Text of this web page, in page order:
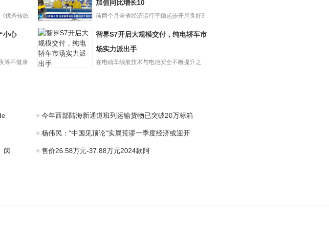
优秀传统
前两月甘肃经济
开局良好规上工
业增加值同比增
长10
加值同比增长10
前两个月全省经济运行平稳起步开局良好3
小心
等不健康
智界S7开启大规模交付，纯电轿车市
场实力派出手
在电动车续航技术与电池安全不断提升之
今年西部陆海新通道班列运输货物已突破20万标箱
杨伟民：“中国见顶论”实属荒谬一季度经济或迎开
闵 售价26.58万元-37.88万元2024款阿